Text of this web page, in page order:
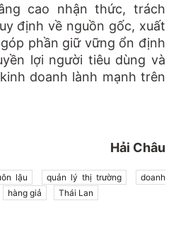
cao nhận thức, trách
định về nguồn gốc, xuất
phần giữ vững ổn định
lợi người tiêu dùng và
doanh lành mạnh trên
Hải Châu
lậu quản lý thị trường
doanh
hàng giả Thái Lan